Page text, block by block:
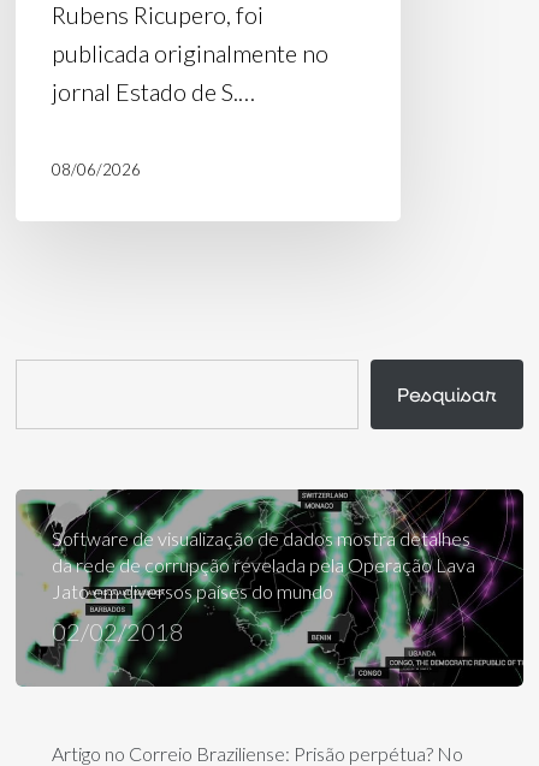
Rubens Ricupero, foi
publicada originalmente no
jornal Estado de S.…
08/06/2026
Pesquisar
Software de visualização de dados mostra detalhes
da rede de corrupção revelada pela Operação Lava
Jato em diversos países do mundo
02/02/2018
Artigo no Correio Braziliense: Prisão perpétua? No